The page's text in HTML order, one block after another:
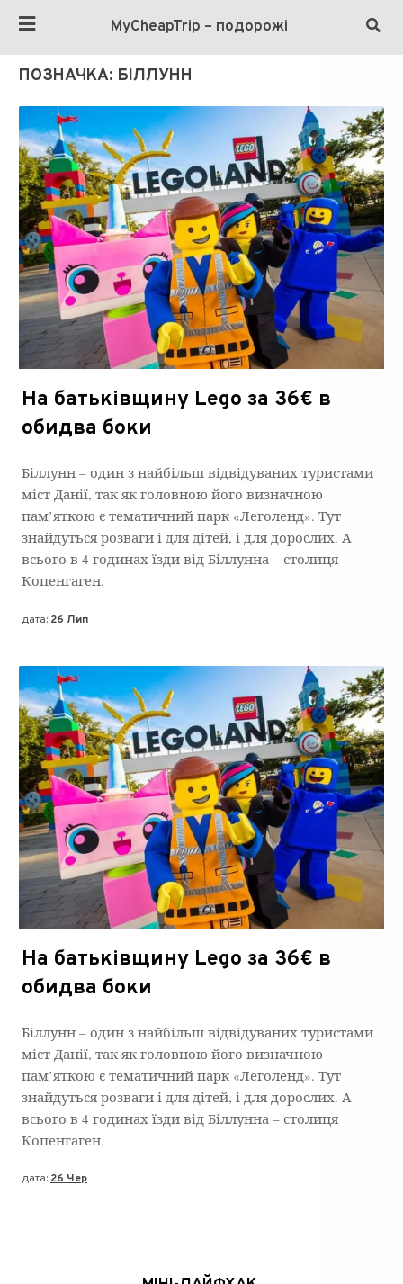
MyCheapTrip – подорожі
ПОЗНАЧКА: БІЛЛУНН
На батьківщину Lego за 36€ в
обидва боки
Біллунн – один з найбільш відвідуваних туристами
міст Данії, так як головною його визначною
пам’яткою є тематичний парк «Леголенд». Тут
знайдуться розваги і для дітей, і для дорослих. А
всього в 4 годинах їзди від Біллунна – столиця
Копенгаген.
дата: 26 Лип
На батьківщину Lego за 36€ в
обидва боки
Біллунн – один з найбільш відвідуваних туристами
міст Данії, так як головною його визначною
пам’яткою є тематичний парк «Леголенд». Тут
знайдуться розваги і для дітей, і для дорослих. А
всього в 4 годинах їзди від Біллунна – столиця
Копенгаген.
дата:26 Чер